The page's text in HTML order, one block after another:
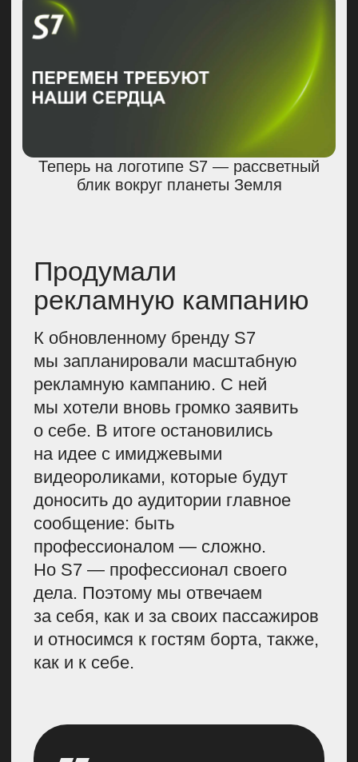
и безопасность в небе — это
пилоты, авиатехники, которые
В каждом ролике нам важно было
профессионала. С помощью
видео мы хотели донести
до аудитории, что у нас работают
Мы хотели показать, что для
сотрудников S7 небо — не просто
а призвание. И каждый из наших
героев — заслуженно на своем месте
Сняли ролик про капитана
и запустили рубрику
«Капитан отвечает»
Для съемок первого ролика
мы поехали в Новосибирск. Для
этого собрали огромную группу —
организаторов и участников.
Я предварительно сделала рассылку